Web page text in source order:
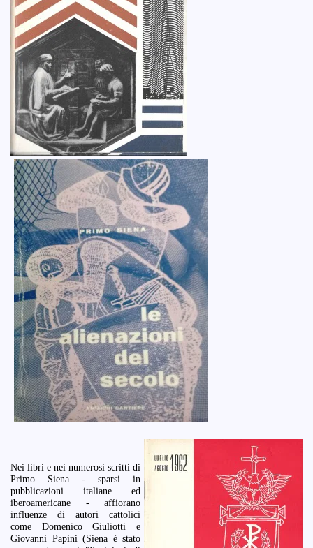
Nei libri e nei numerosi scritti di
Primo Siena - sparsi in
pubblicazioni italiane ed
iberoamericane - affiorano
influenze di autori cattolici
come Domenico Giuliotti e
Giovanni Papini (Siena é stato